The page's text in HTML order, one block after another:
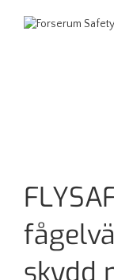
skydd